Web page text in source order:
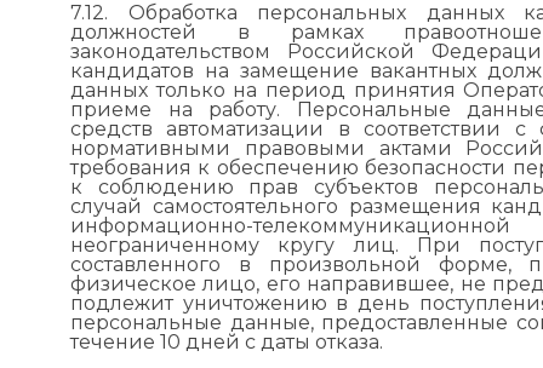
7.12. Обработка персональных данных
должностей в рамках
законодательством Российской
кандидатов на замещение вакантных
данных только на период принятия
приеме на работу. Персональные
средств автоматизации в
нормативными правовыми актами
требования к обеспечению безопасности
к соблюдению прав субъектов
случай самостоятельного размещения
информационно-
неограниченному кругу лиц. При
составленного в произвольной форме,
физическое лицо, его направившее, не
подлежит уничтожению в день
персональные данные, предоставленные
течение 10 дней с даты отказа.